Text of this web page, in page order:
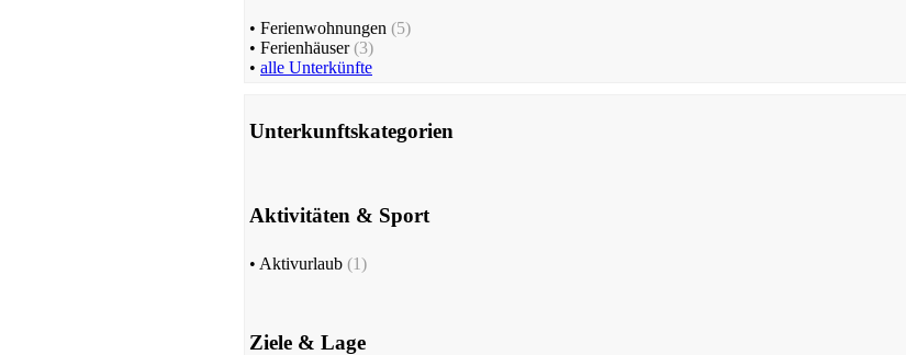
• Ferienwohnungen (5)
• Ferienhäuser (3)
• alle Unterkünfte
Unterkunftskategorien
Aktivitäten & Sport
• Aktivurlaub (1)
Ziele & Lage